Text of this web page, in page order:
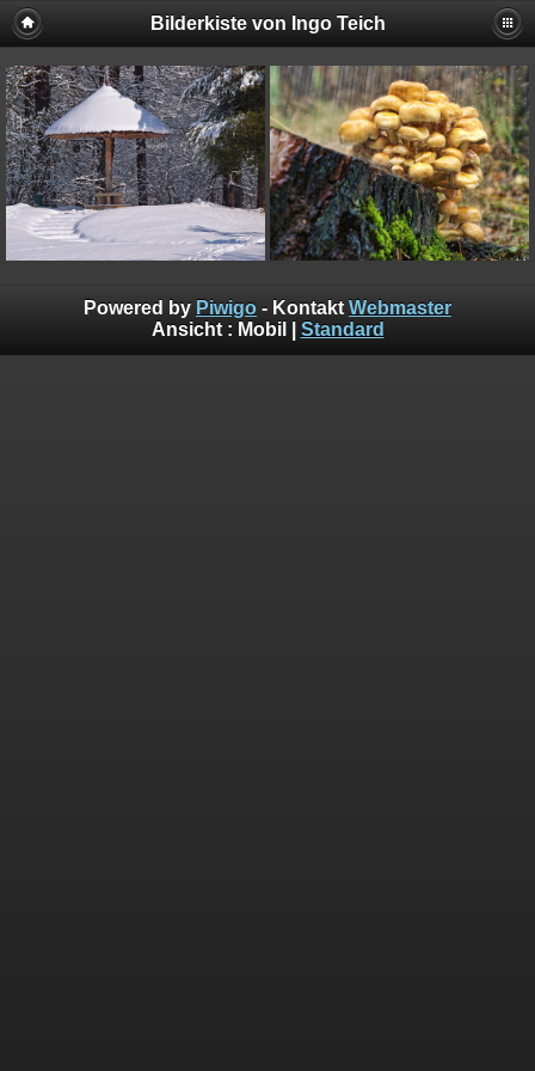
Bilderkiste von Ingo Teich
Powered by Piwigo - Kontakt Webmaster
Ansicht : Mobil Standard